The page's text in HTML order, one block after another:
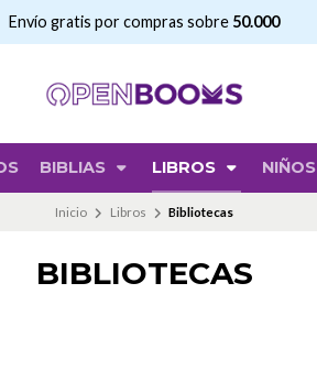
BIBLIAS LIBROS NIÑOS
Envío gratis por compras sobre 50.000
Inicio Libros Bibliotecas
BIBLIOTECAS